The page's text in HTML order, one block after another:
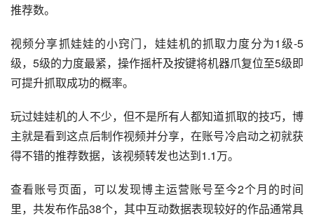
推荐数。
视频分享抓娃娃的小窍门，娃娃机的抓取力度分为1级-5
级，5级的力度最紧，操作摇杆及按键将机器爪复位至5级即
可提升抓取成功的概率。
玩过娃娃机的人不少，但不是所有人都知道抓取的技巧，博
主就是看到这点后制作视频并分享，在账号冷启动之初就获
得不错的推荐数据，该视频转发也达到1.1万。
查看账号页面，可以发现博主运营账号至今2个月的时间
里，共发布作品38个，其中互动数据表现较好的作品通常具